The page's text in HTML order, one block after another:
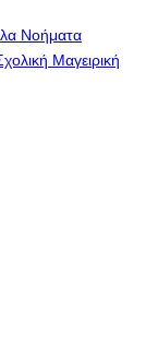
Νοήματα
Μαγειρική